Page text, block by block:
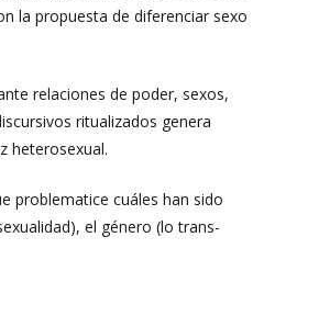
la propuesta de diferenciar sexo
relaciones de poder, sexos,
ritualizados genera
heterosexual.
problematice cuáles han sido
el género (lo trans-